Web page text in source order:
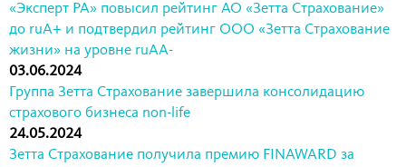
«Эксперт РА» повысил рейтинг АО «Зетта Страхование»
до ruA+ и подтвердил рейтинг ООО «Зетта Страхование
жизни» на уровне ruAA-
03.06.2024
Группа Зетта Страхование завершила консолидацию
страхового бизнеса non-life
24.05.2024
Зетта Страхование получила премию FINAWARD за